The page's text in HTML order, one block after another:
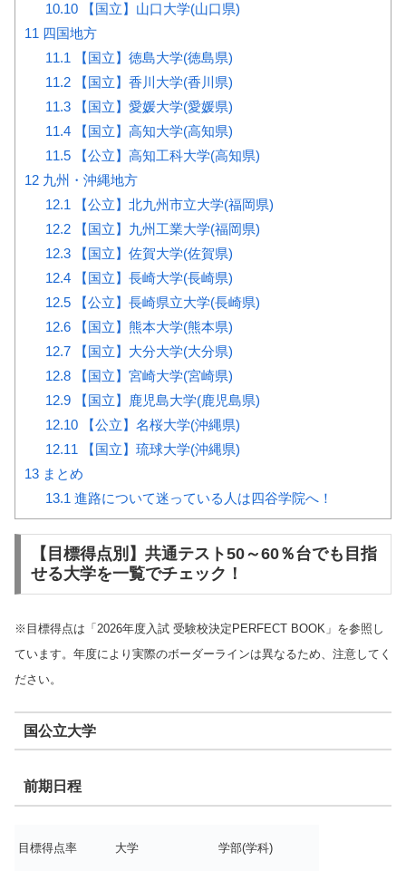
10.10【国立】山口大学(山口県)
11 四国地方
11.1 【国立】徳島大学(徳島県)
11.2【国立】香川大学(香川県)
11.3【国立】愛媛大学(愛媛県)
11.4【国立】高知大学(高知県)
11.5【公立】高知工科大学(高知県)
12 九州・沖縄地方
12.1 【公立】北九州市立大学(福岡県)
12.2【国立】九州工業大学(福岡県)
12.3【国立】佐賀大学(佐賀県)
12.4【国立】長崎大学(長崎県)
12.5【公立】長崎県立大学(長崎県)
12.6【国立】熊本大学(熊本県)
12.7【国立】大分大学(大分県)
12.8【国立】宮崎大学(宮崎県)
12.9【国立】鹿児島大学(鹿児島県)
12.10【公立】名桜大学(沖縄県)
12.11 【国立】琉球大学(沖縄県)
13 まとめ
13.1 進路について迷っている人は四谷学院へ！
【目標得点別】共通テスト50～60％台でも目指
せる大学を一覧でチェック！
※目標得点は「2026年度入試 受験校決定PERFECT BOOK」を参照し
ています。年度により実際のボーダーラインは異なるため、注意してく
ださい。
国公立大学
前期日程
目標得点率 大学 学部(学科)